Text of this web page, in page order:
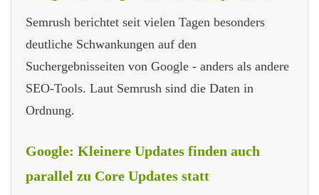
Semrush berichtet seit vielen Tagen besonders
deutliche Schwankungen auf den
Suchergebnisseiten von Google - anders als andere
SEO-Tools. Laut Semrush sind die Daten in
Ordnung.
Google: Kleinere Updates finden auch
parallel zu Core Updates statt